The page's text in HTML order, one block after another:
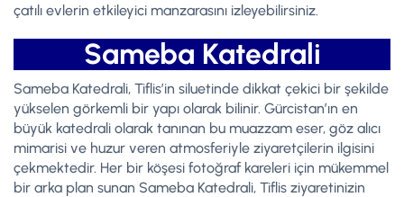
çatılı evlerin etkileyici manzarasını izleyebilirsiniz.
Sameba Katedrali
Sameba Katedrali, Tiflis’in siluetinde dikkat çekici bir şekilde
yükselen görkemli bir yapı olarak bilinir. Gürcistan’ın en
büyük katedrali olarak tanınan bu muazzam eser, göz alıcı
mimarisi ve huzur veren atmosferiyle ziyaretçilerin ilgisini
çekmektedir. Her bir köşesi fotoğraf kareleri için mükemmel
bir arka plan sunan Sameba Katedrali, Tiflis ziyaretinizin